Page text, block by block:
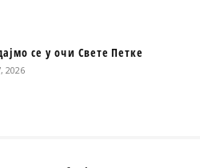
се у очи Свете Петке
2026